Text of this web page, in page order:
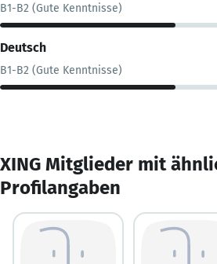
B1-B2 (Gute Kenntnisse)
Deutsch
B1-B2 (Gute Kenntnisse)
XING Mitglieder mit
Profilangaben